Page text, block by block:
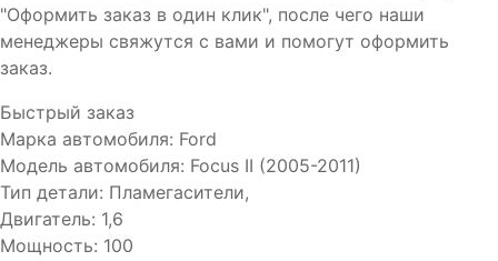
"Оформить заказ в один клик", после чего наши
менеджеры свяжутся с вами и помогут оформить
заказ.
Быстрый заказ
Марка автомобиля: Ford
Модель автомобиля: Focus II (2005-2011)
Тип детали: Пламегасители,
Двигатель: 1,6
Мощность: 100